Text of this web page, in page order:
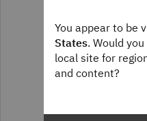
You appear to be
States. Would
local site for
and content?